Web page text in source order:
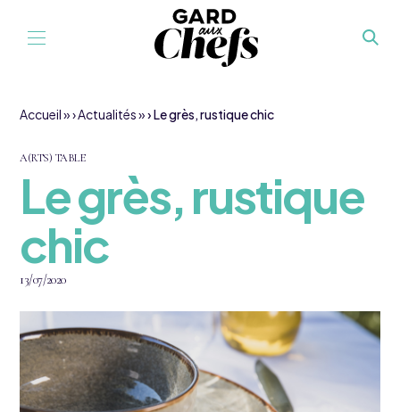
Accueil» Actualités» Le grès, rustique chic
A(RTS) TABLE
Le grès, rustique
chic
13/07/2020